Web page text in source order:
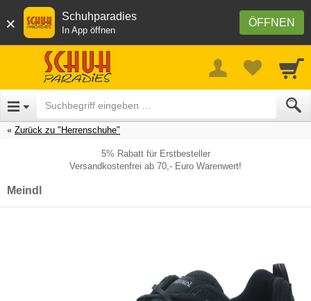
× ÖFFNEN
Schuhparadies
In App öffnen
Zurück zu "Herrenschuhe"
5% Rabatt für Erstbesteller
Versandkostenfrei ab 70,- Euro Warenwert!
Meindl